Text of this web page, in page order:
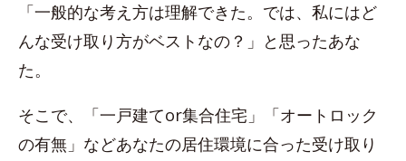
「一般的な考え方は理解できた。では、私にはど
んな受け取り方がベストなの？」と思ったあな
た。
そこで、「一戸建てor集合住宅」「オートロック
の有無」などあなたの居住環境に合った受け取り